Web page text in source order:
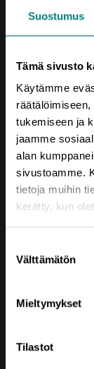
Suostumus
Tämä sivusto
Käytämme
tukemiseen ja
jaamme
alan
sivustoamme.
tietoja muihin
kerätty, kun
valinta
Välttämätön
Mieltymykset
Tilastot
Oikotie
AJANKOHTAISTA
SIJOITU
TIETOA MEISTÄ